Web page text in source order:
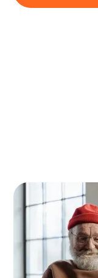
Wat is